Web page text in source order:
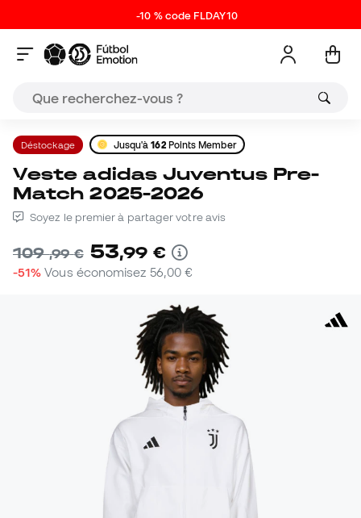
-10 % code FLDAY10
Déstockage Jusqu'à162Points Member
Veste adidas Juventus Pre-
Match 2025-2026
Soyez le premier à partager votre avis
109,99 € 53,99 €
-51% Vous économisez 56,00 €